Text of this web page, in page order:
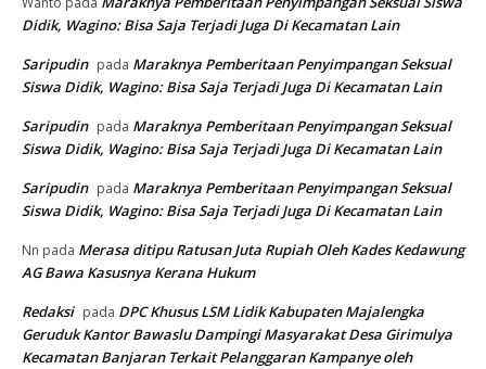
Didik, Wagino: Bisa Saja Terjadi Juga Di Kecamatan Lain
Saripudin pada Maraknya Pemberitaan Penyimpangan Seksual
Siswa Didik, Wagino: Bisa Saja Terjadi Juga Di Kecamatan Lain
Saripudin pada Maraknya Pemberitaan Penyimpangan Seksual
Siswa Didik, Wagino: Bisa Saja Terjadi Juga Di Kecamatan Lain
Saripudin pada Maraknya Pemberitaan Penyimpangan Seksual
Siswa Didik, Wagino: Bisa Saja Terjadi Juga Di Kecamatan Lain
Nn pada Merasa ditipu Ratusan Juta Rupiah Oleh Kades Kedawung
AG Bawa Kasusnya Kerana Hukum
Redaksi pada DPC Khusus LSM Lidik Kabupaten Majalengka
Geruduk Kantor Bawaslu Dampingi Masyarakat Desa Girimulya
Kecamatan Banjaran Terkait Pelanggaran Kampanye oleh